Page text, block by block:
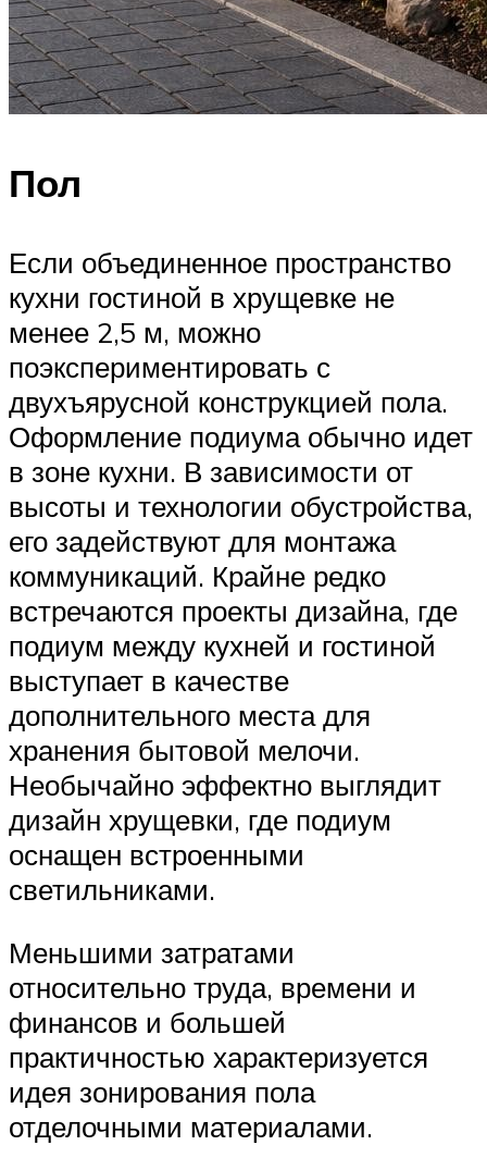
Пол
Если объединенное пространство
кухни гостиной в хрущевке не
менее 2,5 м, можно
поэкспериментировать с
двухъярусной конструкцией пола.
Оформление подиума обычно идет
в зоне кухни. В зависимости от
высоты и технологии обустройства,
его задействуют для монтажа
коммуникаций. Крайне редко
встречаются проекты дизайна, где
подиум между кухней и гостиной
выступает в качестве
дополнительного места для
хранения бытовой мелочи.
Необычайно эффектно выглядит
дизайн хрущевки, где подиум
оснащен встроенными
светильниками.
Меньшими затратами
относительно труда, времени и
финансов и большей
практичностью характеризуется
идея зонирования пола
отделочными материалами.